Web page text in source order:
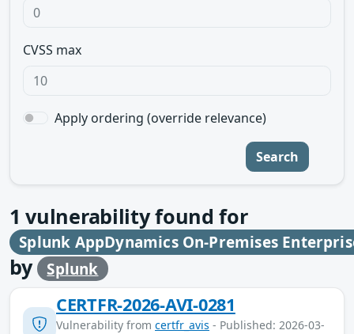
CVSS max
Apply ordering (override relevance)
Search
1 vulnerability found for
Splunk AppDynamics On-Premises
by Splunk
CERTFR-2026-AVI-0281
Vulnerability from certfr_avis - Published: 2026-03-